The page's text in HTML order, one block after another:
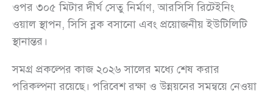
ওপর ৩০৫ মিটার দীর্ঘ সেতু নির্মাণ, আরসিসি রিটেইনিং
ওয়াল স্থাপন, সিসি ব্লক বসানো এবং প্রয়োজনীয় ইউটিলিটি
স্থানান্তর।
সমগ্র প্রকল্পের কাজ ২০২৬ সালের মধ্যে শেষ করার
পরিকল্পনা রয়েছে। পরিবেশ রক্ষা ও উন্নয়নের সমন্বয়ে নেওয়া